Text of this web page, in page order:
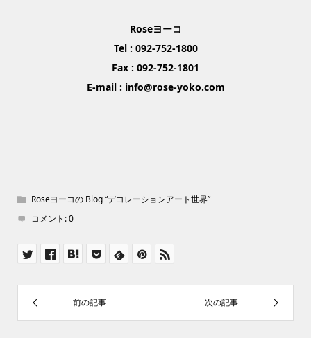
Roseヨーコ
Tel : 092-752-1800
Fax : 092-752-1801
E-mail : info@rose-yoko.com
Roseヨーコの Blog “デコレーションアート世界”
コメント:0